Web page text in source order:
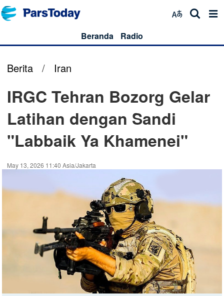
Beranda Radio
Berita / Iran
IRGC Tehran Bozorg Gelar
Latihan dengan Sandi
"Labbaik Ya Khamenei"
May 13, 2026 11:40 Asia/Jakarta